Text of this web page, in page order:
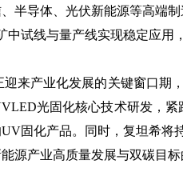
半导体、光伏新能源等高端
试线与量产线实现稳定应用
产业化发展的关键窗口期
光固化核心技术研发，
固化产品。同时，复坦希
源产业高质量发展与双碳目标